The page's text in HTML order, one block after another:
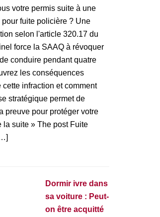
votre permis suite à une
pour fuite policière ? Une
selon l'article 320.17 du
force la SAAQ à révoquer
conduire pendant quatre
les conséquences
cette infraction et comment
stratégique permet de
preuve pour protéger votre
la suite » The post Fuite
Dormir ivre dans
sa voiture : Peut-
on être acquitté